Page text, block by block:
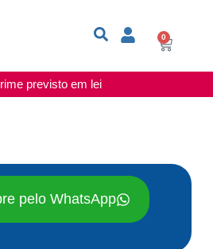
0
previsto em lei
pelo WhatsApp